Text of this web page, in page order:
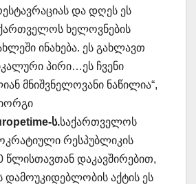
და დღეს ეს
ხელოვნების
ინახება. ეს გახლავთ
პირი…ეს ჩვენი
მნიშვნელოვანი ნაწილია“,
ს.საქართველოს
რესპუბლიკის
წლისთავთან დაკავშირებით,
აქტის ეს